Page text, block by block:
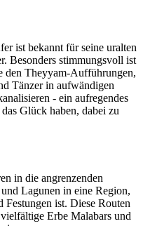
ist bekannt für seine uralten
Besonders stimmungsvoll ist
den Theyyam-Aufführungen,
Tänzer in aufwändigen
- ein aufregendes
Glück haben, dabei zu
in die angrenzenden
Lagunen in eine Region,
ist. Diese Routen
Erbe Malabars und